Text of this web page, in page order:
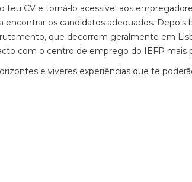
teu CV e torná-lo acessível aos
encontrar os candidatos adequados.
que decorrem geralmente em
com o centro de emprego do IEFP mais
e viveres experiências que te